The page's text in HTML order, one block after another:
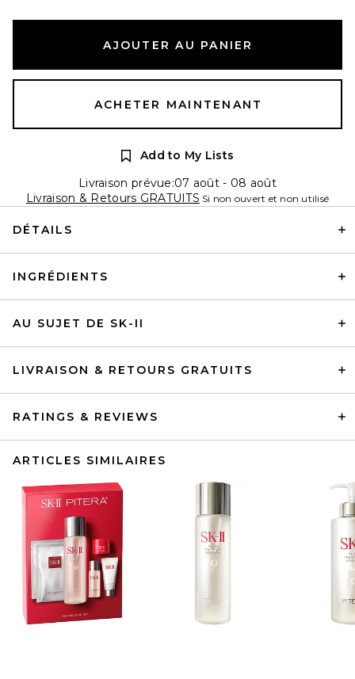
AJOUTER AU PANIER
ACHETER MAINTENANT
Add to My Lists
Livraison prévue:07 août - 08 août
Livraison & Retours GRATUITS Si non ouvert et non utilisé
DÉTAILS
INGRÉDIENTS
AU SUJET DE SK-II
LIVRAISON & RETOURS GRATUITS
RATINGS & REVIEWS
ARTICLES SIMILAIRES